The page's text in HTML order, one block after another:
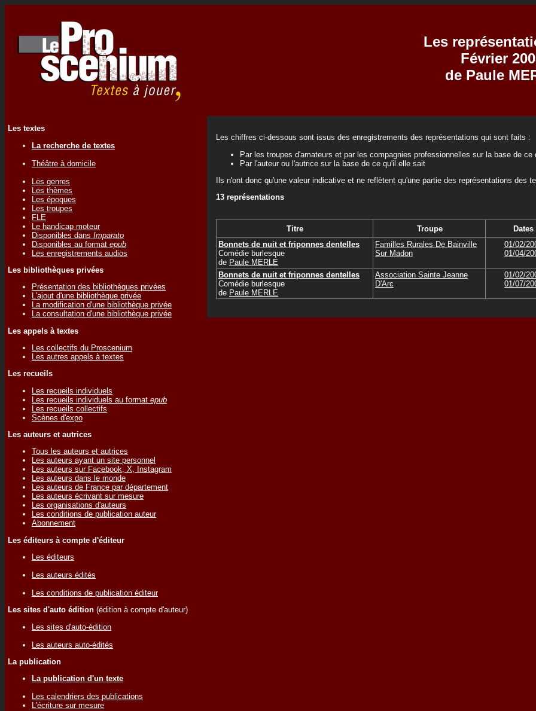
Les
Février
de Paule
Les textes
La recherche de textes
Théâtre à domicile
Les genres
Les thèmes
Les époques
Les troupes
FLE
Le handicap moteur
Disponibles dans Imparato
Disponibles au format epub
Les enregistrements audios
Les bibliothèques privées
Présentation des bibliothèques privées
L'ajout d'une bibliothèque privée
La modification d'une bibliothèque privée
La consultation d'une bibliothèque privée
Les appels à textes
Les collectifs du Proscenium
Les autres appels à textes
Les recueils
Les recueils individuels
Les recueils individuels au format epub
Les recueils collectifs
Scènes d'expo
Les auteurs et autrices
Tous les auteurs et autrices
Les auteurs ayant un site personnel
Les auteurs sur Facebook, X, Instagram
Les auteurs dans le monde
Les auteurs de France par département
Les auteurs écrivant sur mesure
Les organisations d'auteurs
Les conditions de publication auteur
Abonnement
Les éditeurs à compte d'éditeur
Les éditeurs
Les auteurs édités
Les conditions de publication éditeur
Les sites d'auto édition (édition à compte d'auteur)
Les sites d'auto-édition
Les auteurs auto-édités
La publication
La publication d'un texte
Les calendriers des publications
L'écriture sur mesure
Les chiffres ci-dessous sont issus des enregistrements des représentations qui sont faits :
Par les troupes d'amateurs et par les compagnies professionnelles sur la base de ce
Par l'auteur ou l'autrice sur la base de ce qu'il.elle sait
Ils n'ont donc qu'une valeur indicative et ne reflètent qu'une partie des représentations des
13 représentations
Titre Troupe Dates
Bonnets de nuit et friponnes dentelles
Comédie burlesque
de Paule MERLE
Familles Rurales De Bainville
Sur Madon
01/02/
01/04/
Bonnets de nuit et friponnes dentelles
Comédie burlesque
de Paule MERLE
Association Sainte Jeanne
D'Arc
01/02/
01/07/